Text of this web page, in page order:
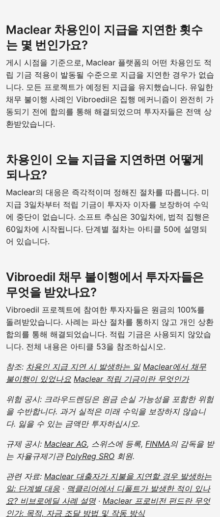
Maclear 차용인이 지급을 지연한 횟수
는 몇 번인가요?
게시 시점을 기준으로, Maclear 플랫폼의 어떤 차용인도 적
립 기금 적용이 발동될 수준으로 지급을 지연한 경우가 없습
니다. 모든 프로젝트가 예정된 지급을 유지했습니다. 유일한
채무 불이행 사례인 Vibroedil은 집행 메커니즘이 완전히 가
동되기 전에 합의를 통해 해결되었으며 투자자들은 전액 상
환받았습니다.
차용인이 오늘 지급을 지연하면 어떻게
되나요?
Maclear의 대응은 즉각적이며 정해진 절차를 따릅니다. 미
지급 3일차부터 적립 기금이 투자자 이자를 보장하여 수익
에 중단이 없습니다. 소프트 추심은 30일차에, 법적 집행은
60일차에 시작됩니다. 단계별 절차는 아티클 50에 설명되
어 있습니다.
Vibroedil 채무 불이행에서 투자자들은
무엇을 받았나요?
Vibroedil 프로젝트에 참여한 투자자들은 원금의 100%를
돌려받았습니다. 사례는 파산 절차를 통하지 않고 개인 상환
합의를 통해 해결되었습니다. 적립 기금은 사용되지 않았습
니다. 전체 내용은 아티클 53을 참조하십시오.
참조: 차용인 지급 지연 시 발생하는 일 Maclear에서 채무
불이행이 있었나요 Maclear 적립 기금이란 무엇인가
위험 공시: 크라우드렌딩은 원금 손실 가능성을 포함한 위험
을 수반합니다. 과거 실적은 미래 수익을 보장하지 않습니
다. 잃을 수 있는 금액만 투자하십시오.
규제 공시: Maclear AG, 스위스에 등록, FINMA의 감독을 받
는 자율규제기관PolyReg SRO 회원.
관련 자료: Maclear 대출자가 지불을 지연할 경우 발생하는
일: 단계별 대응 · 맥클리어에서 디폴트가 발생한 적이 있나
요? 비브로에딜 사례 설명· Maclear 프로비전 펀드란 무엇
인가: 목적, 자금 조달 방법 및 작동 방식